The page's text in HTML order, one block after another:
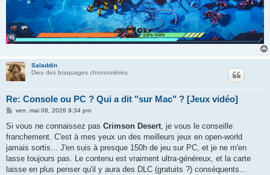
Saladdin
Dieu des braquages chronométrés
Re: Console ou PC ? Qui a dit "sur Mac" ? [Jeux vidéo]
M
s
a
g
ven. mai 08, 2026 9:34 pm
Si vous ne connaissez pas Crimson Desert, je vous le conseille
franchement. C'est à mes yeux un des meilleurs jeux en open-world
jamais sortis... J'en suis à presque 150h de jeu sur PC, et je ne m'en
lasse toujours pas. Le contenu est vraiment ultra-généreux, et la carte
laisse en plus penser qu'il y aura des DLC (gratuits ?) conséquents...